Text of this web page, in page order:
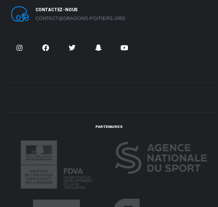
CONTACTEZ-NOUS
CONTACT@DRAGONS-POITIERS.ORG
PARTENAIRES